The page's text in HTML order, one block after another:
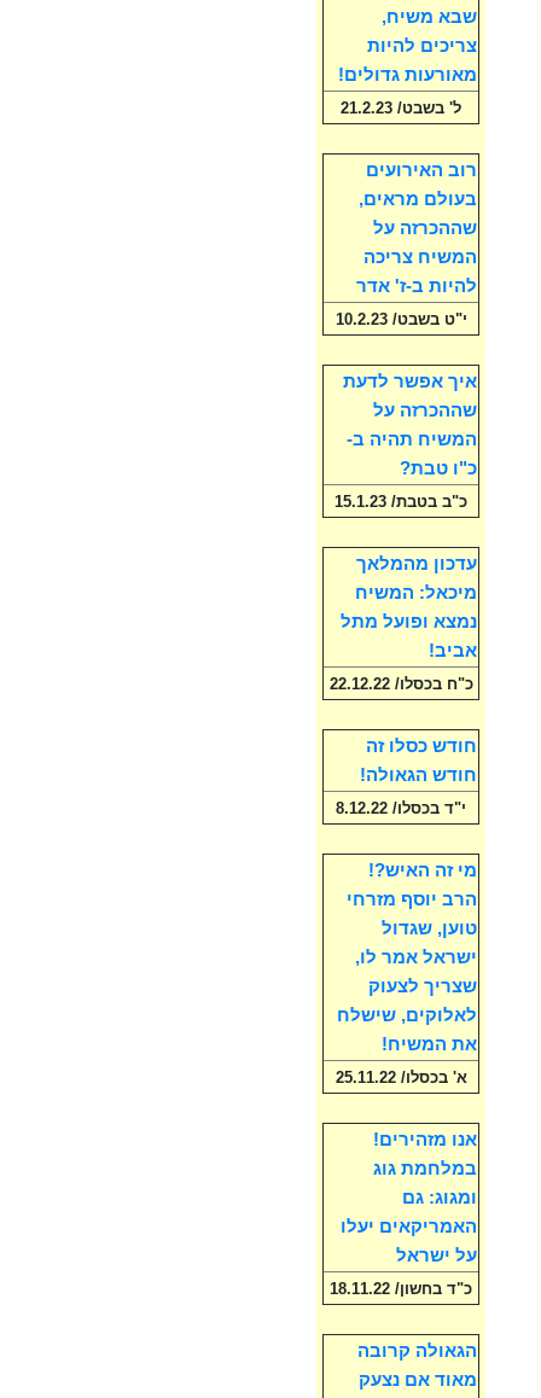
שבא משיח,
צריכים להיות
מאורעות גדולים!
ל' בשבט/ 21.2.23
רוב האירועים
בעולם מראים,
שההכרזה על
המשיח צריכה
להיות ב-ז' אדר
י"ט בשבט/ 10.2.23
איך אפשר לדעת
שההכרזה על
המשיח תהיה ב-
כ"ו טבת?
כ"ב בטבת/ 15.1.23
עדכון מהמלאך
מיכאל: המשיח
נמצא ופועל מתל
אביב!
כ"ח בכסלו/ 22.12.22
חודש כסלו זה
חודש הגאולה!
י"ד בכסלו/ 8.12.22
מי זה האיש?!
הרב יוסף מזרחי
טוען, שגדול
ישראל אמר לו,
שצריך לצעוק
לאלוקים, שישלח
את המשיח!
א' בכסלו/ 25.11.22
אנו מזהירים!
במלחמת גוג
ומגוג: גם
האמריקאים יעלו
על ישראל
כ"ד בחשון/ 18.11.22
הגאולה קרובה
מאוד אם נצעק